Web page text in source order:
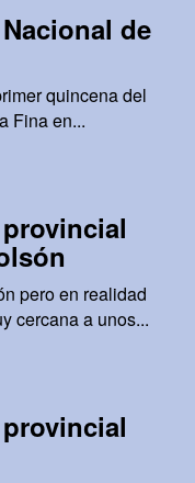
de
quincena del
Fina en...
pero en realidad
cercana a unos...